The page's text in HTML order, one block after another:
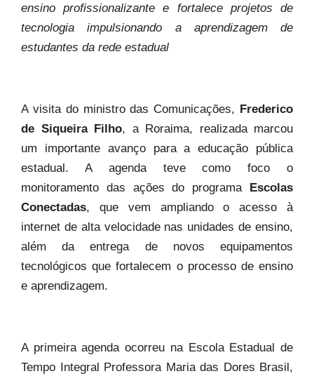
ensino profissionalizante e fortalece projetos de
tecnologia impulsionando a aprendizagem de
estudantes da rede estadual
A visita do ministro das Comunicações, Frederico
de Siqueira Filho, a Roraima, realizada marcou
um importante avanço para a educação pública
estadual. A agenda teve como foco o
monitoramento das ações do programa Escolas
Conectadas, que vem ampliando o acesso à
internet de alta velocidade nas unidades de ensino,
além da entrega de novos equipamentos
tecnológicos que fortalecem o processo de ensino
e aprendizagem.
A primeira agenda ocorreu na Escola Estadual de
Tempo Integral Professora Maria das Dores Brasil,